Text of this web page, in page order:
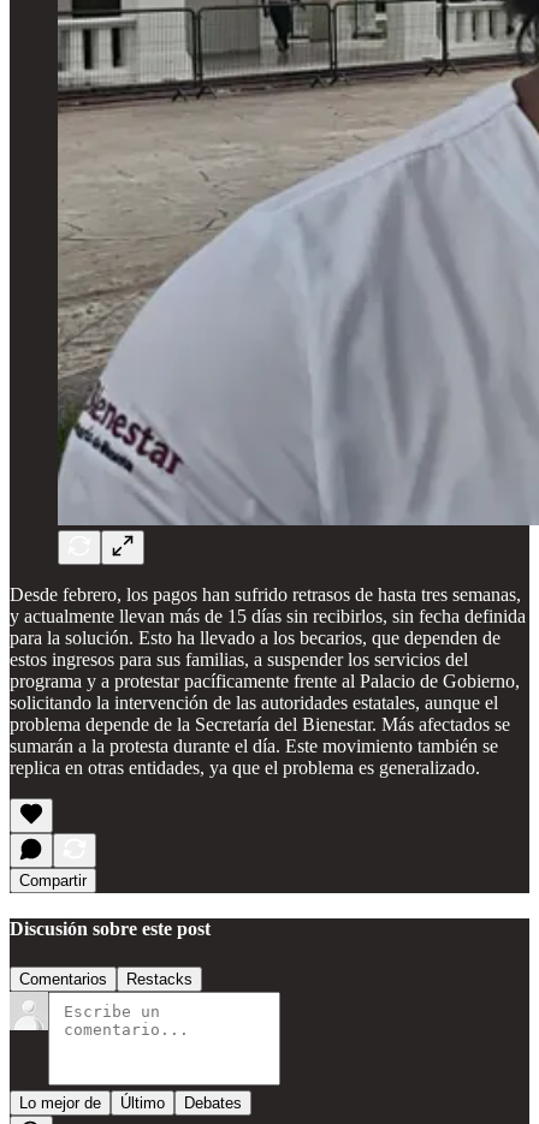
Desde febrero, los pagos han sufrido retrasos de hasta tres semanas,
y actualmente llevan más de 15 días sin recibirlos, sin fecha definida
para la solución. Esto ha llevado a los becarios, que dependen de
estos ingresos para sus familias, a suspender los servicios del
programa y a protestar pacíficamente frente al Palacio de Gobierno,
solicitando la intervención de las autoridades estatales, aunque el
problema depende de la Secretaría del Bienestar. Más afectados se
sumarán a la protesta durante el día. Este movimiento también se
replica en otras entidades, ya que el problema es generalizado.
Compartir
Discusión sobre este post
Comentarios Restacks
Lo mejor de Último Debates